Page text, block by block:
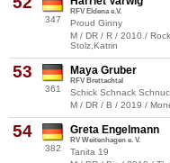
347
RFV Eldena e.V.
Proud Ginny
M / DR / R / 2010 /
Stolz,Katrin
53
361
Maya Gruber
RFV Brettachtal
Schick Schnack
M / DR / B / 2019 /
54
382
Greta Engelmann
RV Weitenhagen e. V.
Tanita 19